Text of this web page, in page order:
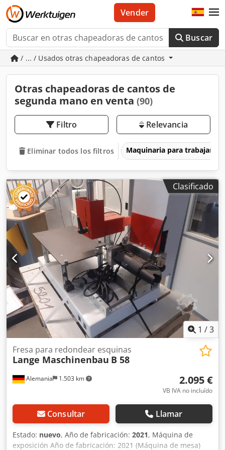
Buscar
Vender
/ ... / Usados otras chapeadoras de cantos
Otras chapeadoras de cantos de
segunda mano en venta (90)
Filtro Relevancia
Eliminar todos los filtros Maquinaria para trabajar la
Clasificado
1 /3
Alemania 1.503 km
Fresa para redondear esquinas
Lange Maschinenbau B 58
2.095 €
VB IVA no incluído
Consultar Llamar
Estado: nuevo, Año de fabricación: 2021, Máquina de
exposición Año de fabricación: 2021 (Máquina de mesa)